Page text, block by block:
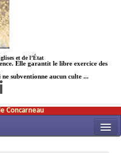
et de l’État
Elle garantit le libre exercice des
subventionne aucun culte ...
Concarneau